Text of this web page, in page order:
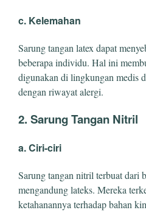
c. Kelemahan
Sarung tangan latex dapat
beberapa individu. Hal ini
digunakan di lingkungan medis
dengan riwayat alergi.
2. Sarung Tangan Nitril
a. Ciri-ciri
Sarung tangan nitril terbuat dari
mengandung lateks. Mereka
ketahanannya terhadap bahan